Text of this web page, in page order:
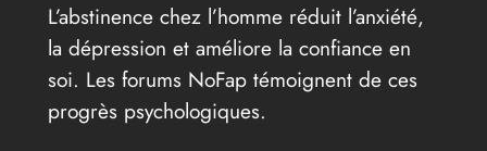
L’abstinence chez l’homme réduit l’anxiété,
la dépression et améliore la confiance en
soi. Les forums NoFap témoignent de ces
progrès psychologiques.